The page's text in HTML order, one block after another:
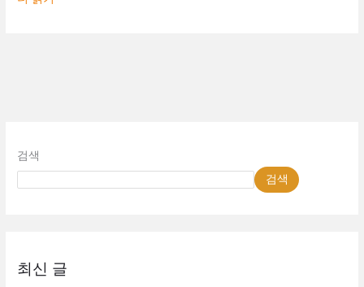
도
검색
검색
최신 글